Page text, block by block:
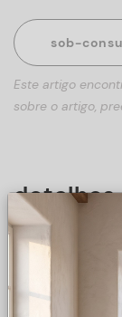
sob-
Este artigo
sobre o artigo,
detalhes